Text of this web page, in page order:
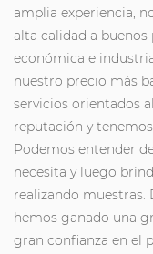
amplia experiencia,
alta calidad a buenos
económica e
nuestro precio más
servicios orientados
reputación y
Podemos entender
necesita y luego
realizando muestras.
hemos ganado una
gran confianza en el